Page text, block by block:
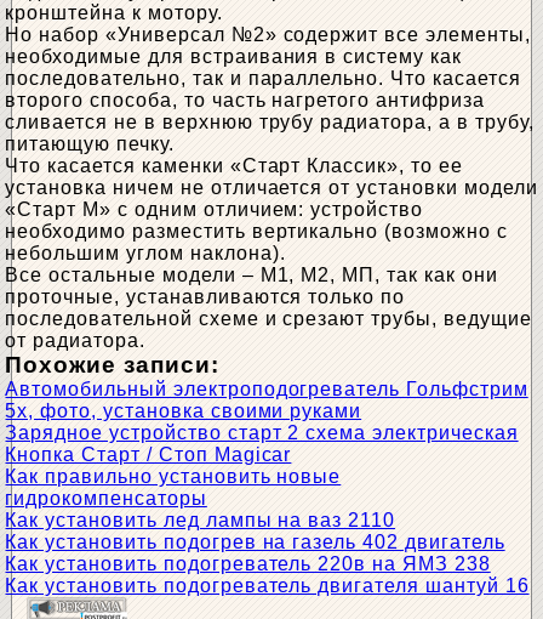
кронштейна к мотору.
Но набор «Универсал №2» содержит все элементы,
необходимые для встраивания в систему как
последовательно, так и параллельно. Что касается
второго способа, то часть нагретого антифриза
сливается не в верхнюю трубу радиатора, а в трубу,
питающую печку.
Что касается каменки «Старт Классик», то ее
установка ничем не отличается от установки модели
«Старт М» с одним отличием: устройство
необходимо разместить вертикально (возможно с
небольшим углом наклона).
Все остальные модели – М1, М2, МП, так как они
проточные, устанавливаются только по
последовательной схеме и срезают трубы, ведущие
от радиатора.
Похожие записи:
Автомобильный электроподогреватель Гольфстрим
5х, фото, установка своими руками
Зарядное устройство старт 2 схема электрическая
Кнопка Старт / Стоп Magicar
Как правильно установить новые
гидрокомпенсаторы
Как установить лед лампы на ваз 2110
Как установить подогрев на газель 402 двигатель
Как установить подогреватель 220в на ЯМЗ 238
Как установить подогреватель двигателя шантуй 16